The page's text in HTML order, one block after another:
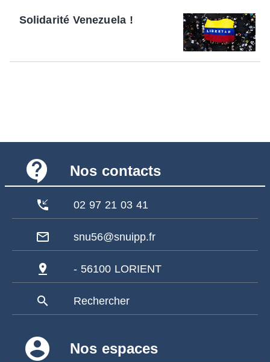
Solidarité Venezuela !
contact_support Nos contacts
phone_callback 02 97 21 03 41
mail_outline snu56@snuipp.fr
pin_drop - 56100 LORIENT
search Rechercher
account_circle Nos espaces